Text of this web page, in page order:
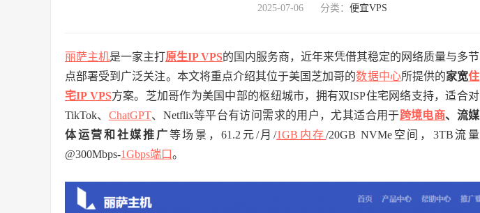
2025-07-06 分类： 便宜VPS
丽萨主机是一家主打原生IP VPS的国内服务商，近年来凭借其稳定的网络质量与多节
点部署受到广泛关注。本文将重点介绍其位于美国芝加哥的数据中心所提供的家宽住
宅IP VPS方案。芝加哥作为美国中部的枢纽城市，拥有双ISP住宅网络支持，适合对
TikTok、 ChatGPT、Netflix等平台有访问需求的用户，尤其适合用于跨境电商、流媒
体运营和社媒推广等场景，61.2元/月/1GB内存/20GB NVMe空间，3TB流量
@300Mbps-1Gbps端口。